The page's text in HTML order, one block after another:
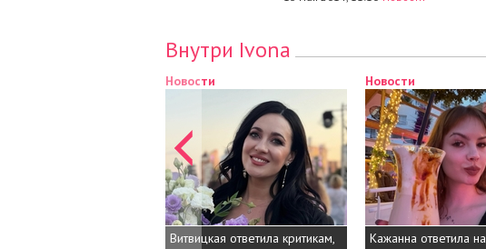
Внутри Ivona
Новости
Витвицкая ответила критикам,
Новости
Кажанна ответила на